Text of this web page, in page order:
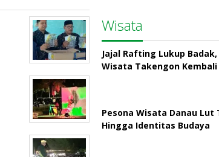
Wisata
Jajal Rafting Lukup
Wisata Takengon
Pesona Wisata Danau Lut
Hingga Identitas Budaya